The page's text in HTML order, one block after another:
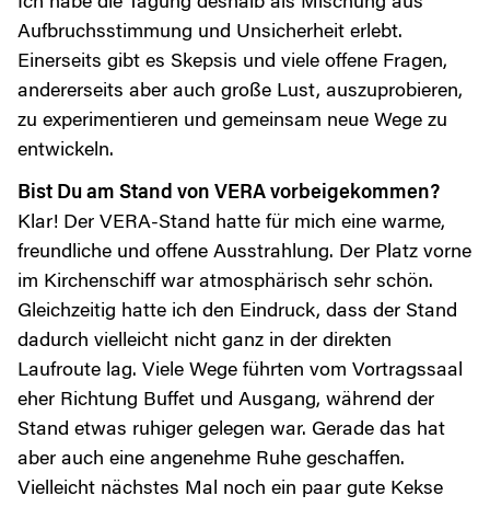
Aufbruchsstimmung und Unsicherheit erlebt.
Einerseits gibt es Skepsis und viele offene Fragen,
andererseits aber auch große Lust, auszuprobieren,
zu experimentieren und gemeinsam neue Wege zu
entwickeln.
Bist Du am Stand von VERA vorbeigekommen?
Klar! Der VERA-Stand hatte für mich eine warme,
freundliche und offene Ausstrahlung. Der Platz vorne
im Kirchenschiff war atmosphärisch sehr schön.
Gleichzeitig hatte ich den Eindruck, dass der Stand
dadurch vielleicht nicht ganz in der direkten
Laufroute lag. Viele Wege führten vom Vortragssaal
eher Richtung Buffet und Ausgang, während der
Stand etwas ruhiger gelegen war. Gerade das hat
aber auch eine angenehme Ruhe geschaffen.
Vielleicht nächstes Mal noch ein paar gute Kekse